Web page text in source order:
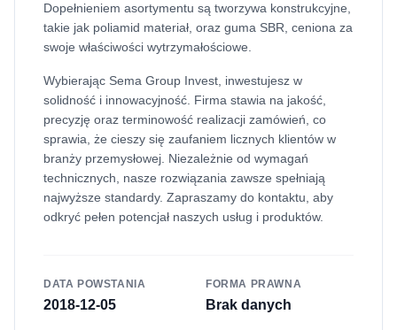
Dopełnieniem asortymentu są tworzywa konstrukcyjne,
takie jak poliamid materiał, oraz guma SBR, ceniona za
swoje właściwości wytrzymałościowe.
Wybierając Sema Group Invest, inwestujesz w
solidność i innowacyjność. Firma stawia na jakość,
precyzję oraz terminowość realizacji zamówień, co
sprawia, że cieszy się zaufaniem licznych klientów w
branży przemysłowej. Niezależnie od wymagań
technicznych, nasze rozwiązania zawsze spełniają
najwyższe standardy. Zapraszamy do kontaktu, aby
odkryć pełen potencjał naszych usług i produktów.
DATA POWSTANIA
2018-12-05
FORMA PRAWNA
Brak danych